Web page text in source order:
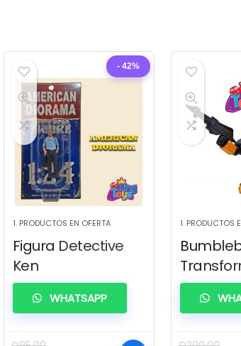
- 42%
1. PRODUCTOS EN OFERTA
Figura Detective
Ken
WHATSAPP
1. PRODUCTOS